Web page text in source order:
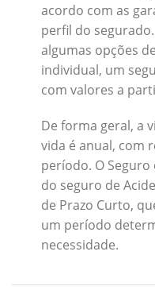
acordo com as
perfil do
algumas opções
individual, um
com valores a
De forma geral, a
vida é anual, com
período. O
do seguro de
de Prazo Curto,
um período
necessidade.